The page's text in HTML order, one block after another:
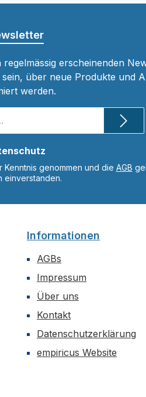
erscheinenden
über neue Produkte und
werden.
Kenntnis genommen und die AGB
einverstanden.
Informationen
AGBs
Impressum
Über uns
Kontakt
Datenschutzerklärung
empiricus Website